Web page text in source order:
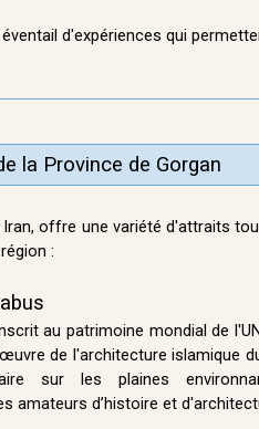
d'expériences qui
la Province de Gorgan
Iran, offre une variété d'attraits
:
au patrimoine mondial de
de l'architecture islamique
sur les plaines
amateurs d’histoire et